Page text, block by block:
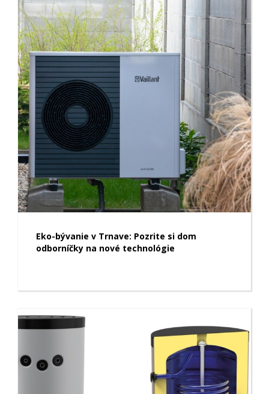
Eko-bývanie v Trnave: Pozrite si dom
odborníčky na nové technológie